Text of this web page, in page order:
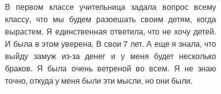
В первом классе учительница задала вопрос всему
классу, что мы будем разоешать своим детям, когда
вырастем. Я единственная ответила, что не хочу детей.
И была в этом уверена. В свои 7 лет. А еще я знала, что
выйду замуж из-за денег и у меня будет несколько
браков. Я была очень ветреной во всем. Я не знаю
точно, откуда у меня были эти мысли, но они были.